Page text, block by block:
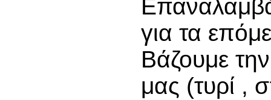
για τα
Βάζουμε
μας (τυρί ,